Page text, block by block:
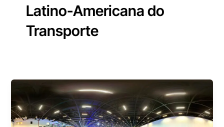
Latino-Americana do
Transporte